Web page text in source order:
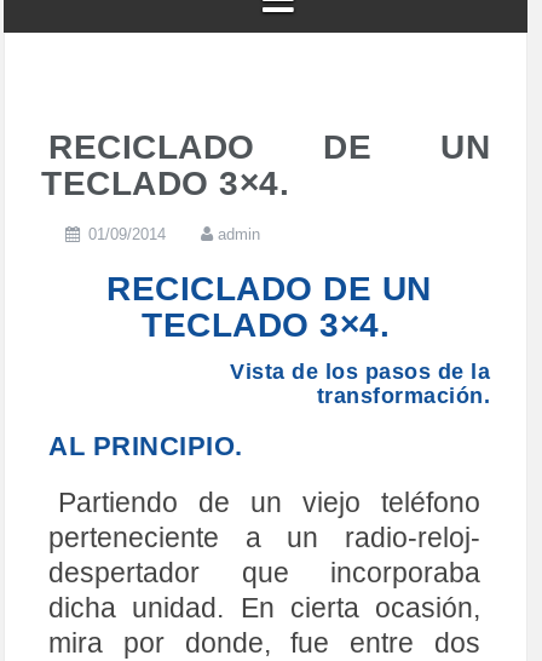
RECICLADO DE UN
TECLADO 3×4.
01/09/2014 admin
RECICLADO DE UN
TECLADO 3×4.
Vista de los pasos de la
transformación.
AL PRINCIPIO.
Partiendo de un viejo teléfono
perteneciente a un radio-reloj-
despertador que incorporaba
dicha unidad. En cierta ocasión,
mira por donde, fue entre dos